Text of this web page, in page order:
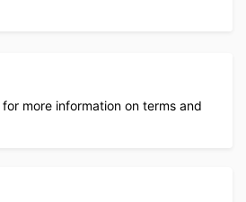
for more information on terms and